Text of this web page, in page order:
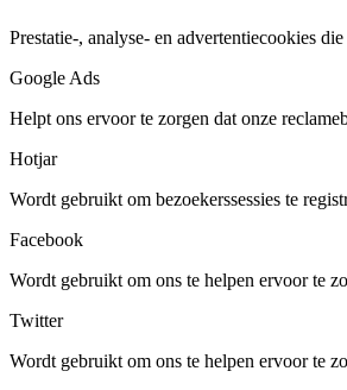
Prestatie-, analyse- en advertentiecookies
Google Ads
Helpt ons ervoor te zorgen dat onze
Hotjar
Wordt gebruikt om bezoekerssessies te
Facebook
Wordt gebruikt om ons te helpen ervoor te
Twitter
Wordt gebruikt om ons te helpen ervoor te